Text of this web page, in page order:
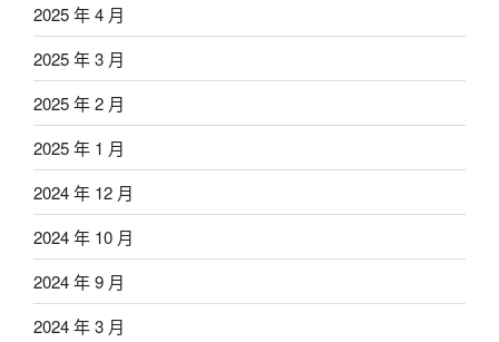
2025 年 4 月
2025 年 3 月
2025 年 2 月
2025 年 1 月
2024 年 12 月
2024 年 10 月
2024 年 9 月
2024 年 3 月